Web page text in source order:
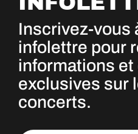
Inscrivez-vous
infolettre pour
informations et
exclusives sur
concerts.